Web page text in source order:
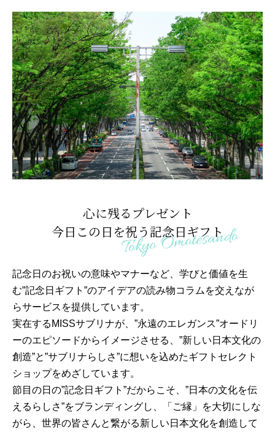
心に残るプレゼント
今日この日を祝う記念日ギフト
記念日のお祝いの意味やマナーなど、学びと価値を生
む”記念日ギフト”のアイデアの読み物コラムを交えなが
らサービスを提供しています。
実在するMISSサブリナが、”永遠のエレガンス”オードリ
ーのエピソードからイメージさせる、”新しい日本文化の
創造”と”サブリナらしさ”に想いを込めたギフトセレクト
ショップをめざしています。
節目の日の”記念日ギフト”だからこそ、”日本の文化を伝
えるらしさ”をブランディングし、「ご縁」を大切にしな
がら、世界の皆さんと繋がる新しい日本文化を創造して